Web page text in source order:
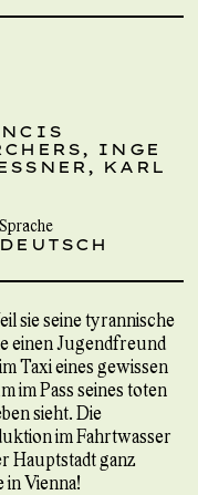
INGE
KARL
Sprache
DEUTSCH
sie seine tyrannische
einen Jugendfreund
Taxi eines gewissen
im Pass seines toten
sieht. Die
im Fahrtwasser
Hauptstadt ganz
in Vienna!